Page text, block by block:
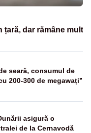
țară, dar rămâne mult
seară, consumul de
200-300 de megawați”
asigură o
de la Cernavodă